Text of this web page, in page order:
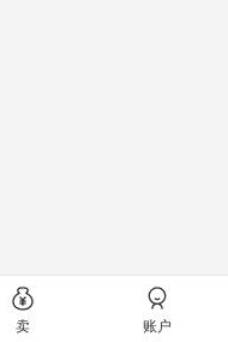
卖 账户